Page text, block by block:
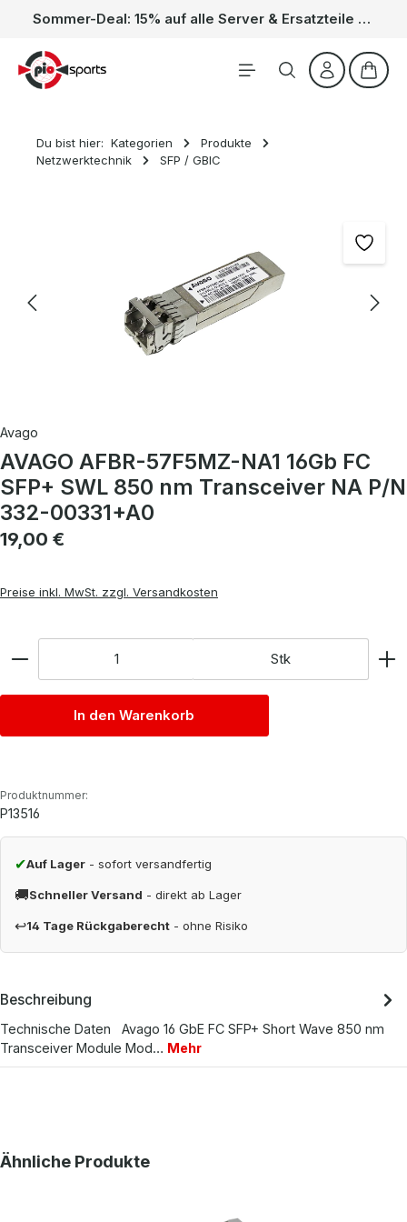
Zum Hauptinhalt springen Sommer-Deal: 15% auf alle Server & Ersatzteile – Kein Code nötig, der Rabatt wird automatisch im Warenkorb abgezogen. Gültig vom 01.06. bis 31.08.
Du bist hier: Kategorien
Produkte
Netzwerktechnik
SFP / GBIC
Avago
AVAGO AFBR-57F5MZ-NA1 16Gb FC
SFP+ SWL 850 nm Transceiver NA P/N
332-00331+A0
Regulärer Preis:
19,00 €
Preise inkl. MwSt. zzgl. Versandkosten
Stk
In den Warenkorb
Produktnummer:
P13516
✔Auf Lager - sofort versandfertig
🚚Schneller Versand - direkt ab Lager
↩14 Tage Rückgaberecht - ohne Risiko
Beschreibung
Technische Daten Avago 16 GbE FC SFP+ Short Wave 850 nm
Transceiver Module Mod… Mehr
Produktgalerie überspringen
Ähnliche Produkte